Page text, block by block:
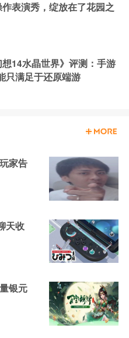
表演秀，绽放在了花园之
想14水晶世界》评测：手游
只满足于还原端游
家告
天收
银元